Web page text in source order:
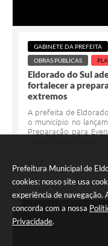
Prefeitura Municipal de
cookies: nosso site usa
experiência de navegação.
concorda com a nossa
Privacidade.
GABINETE DA PREFEITA
OBRAS PÚBLICAS
Eldorado do Sul
fortalecer a
extremos
A prefeita de
o município no
Preparação para